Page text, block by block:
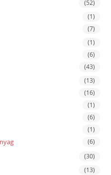
(52)
(1)
(7)
(1)
(6)
(43)
(13)
(16)
(1)
(6)
(1)
(6)
(30)
(13)